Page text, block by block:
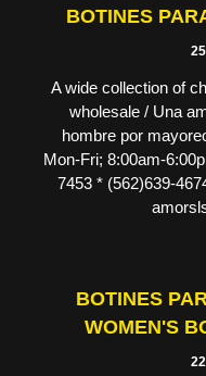
BOTINES
A wide collection of
wholesale / Una
hombre por
Mon-Fri; 8:00am-
7453 * (562)639-
BOTINES
WOMEN'S